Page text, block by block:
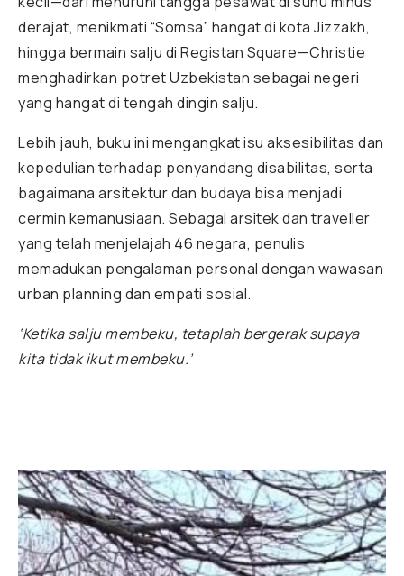
derajat, menikmati “Somsa” hangat di kota Jizzakh,
hingga bermain salju di Registan Square—Christie
menghadirkan potret Uzbekistan sebagai negeri
yang hangat di tengah dingin salju.
Lebih jauh, buku ini mengangkat isu aksesibilitas dan
kepedulian terhadap penyandang disabilitas, serta
bagaimana arsitektur dan budaya bisa menjadi
cermin kemanusiaan. Sebagai arsitek dan traveller
yang telah menjelajah 46 negara, penulis
memadukan pengalaman personal dengan wawasan
urban planning dan empati sosial.
‘Ketika salju membeku, tetaplah bergerak supaya
kita tidak ikut membeku.’